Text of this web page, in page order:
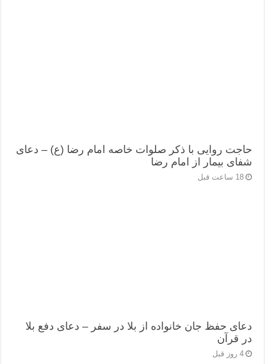
حاجت روایی با ذکر صلوات خاصه امام رضا (ع) – دعای
شفای بیمار از امام رضا
18 ساعت قبل
دعای حفظ جان خانواده از بلا در سفر – دعای دفع بلا
در قرآن
4 روز قبل